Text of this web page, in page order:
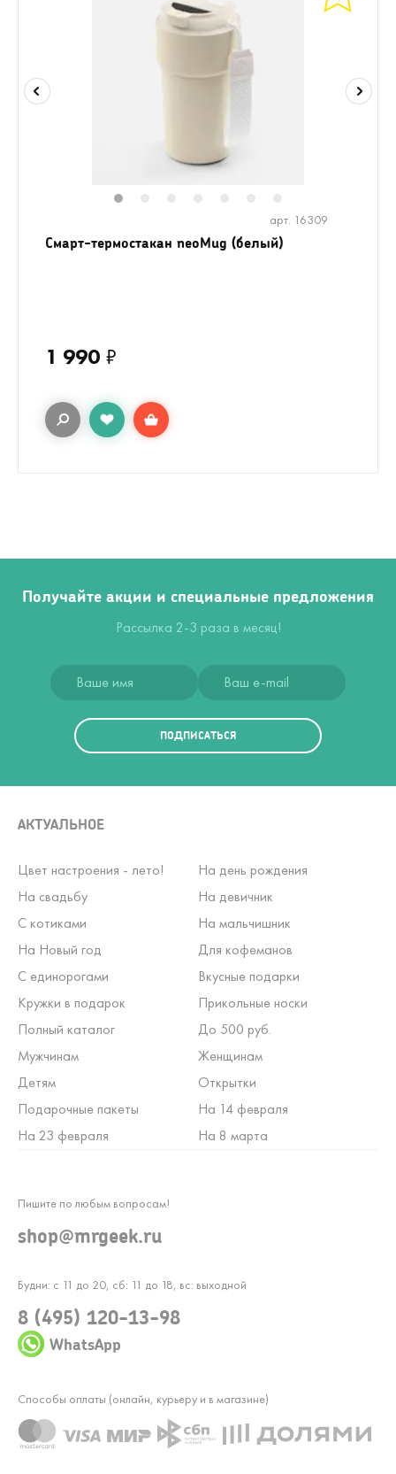
арт. 16309
Смарт-термостакан neoMug (белый)
1 990 ₽
Получайте акции и специальные предложения
Рассылка 2-3 раза в месяц!
ПОДПИСАТЬСЯ
АКТУАЛЬНОЕ
Цвет настроения - лето!
На день рождения
На свадьбу
На девичник
С котиками
На мальчишник
На Новый год
Для кофеманов
С единорогами
Вкусные подарки
Кружки в подарок
Прикольные носки
Полный каталог
До 500 руб.
Мужчинам
Женщинам
Детям
Открытки
Подарочные пакеты
На 14 февраля
На 23 февраля
На 8 марта
Будни: с 11 до 20, сб: 11 до 18, вс: выходной
8 (495) 120-13-98
WhatsApp
Пишите по любым вопросам!
shop@mrgeek.ru
Способы оплаты (онлайн, курьеру и в магазине)